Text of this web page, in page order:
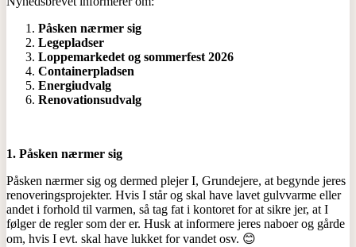
Påsken nærmer sig
Legepladser
Loppemarkedet og sommerfest 2026
Containerpladsen
Energiudvalg
Renovationsudvalg
1. Påsken nærmer sig
Påsken nærmer sig og dermed plejer I, Grundejere, at begynde jeres
renoveringsprojekter. Hvis I står og skal have lavet gulvvarme eller
andet i forhold til varmen, så tag fat i kontoret for at sikre jer, at I
følger de regler som der er. Husk at informere jeres naboer og gårde
om, hvis I evt. skal have lukket for vandet osv. 😊